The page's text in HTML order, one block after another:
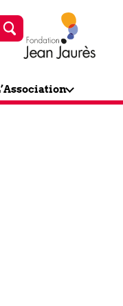
Fondation